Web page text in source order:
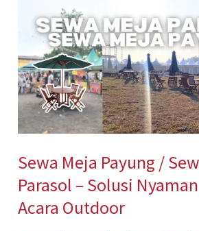
Sewa Meja Payung /
Parasol – Solusi
Acara Outdoor
Payung
/
Sewa
Meja
Parasol
Solusi
Nyaman
untuk